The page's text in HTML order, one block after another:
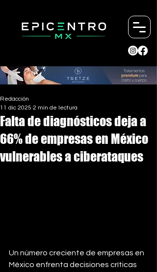
Falta de diagnósticos deja a
66% de empresas en México
vulnerables a ciberataques
Redacción
11 dic 2025 2 min de lectura
Un número creciente de empresas en
México enfrenta decisiones críticas